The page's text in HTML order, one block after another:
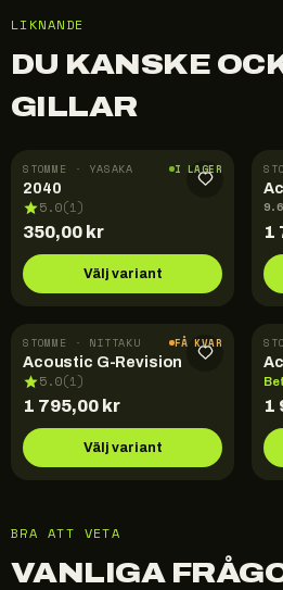
LIKNANDE
DU KANSKE
GILLAR
STOMME · YASAKA I LAGER
2040
5.0(1)
350,00 kr
Välj variant
9.6
1
STOMME · NITTAKU FÅ KVAR
Acoustic G-Revision
5.0(1)
1 795,00 kr
Välj variant
1
BRA ATT VETA
VANLIGA